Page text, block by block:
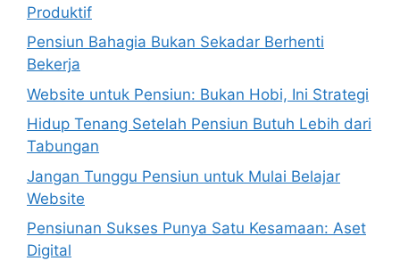
Produktif
Pensiun Bahagia Bukan Sekadar Berhenti
Bekerja
Website untuk Pensiun: Bukan Hobi, Ini Strategi
Hidup Tenang Setelah Pensiun Butuh Lebih dari
Tabungan
Jangan Tunggu Pensiun untuk Mulai Belajar
Website
Pensiunan Sukses Punya Satu Kesamaan: Aset
Digital